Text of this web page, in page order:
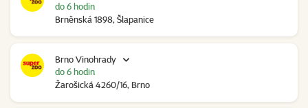
Brněnská 1898, Šlapanice
do 6 hodin
Brno Vinohrady
Žarošická 4260/16, Brno
do 6 hodin